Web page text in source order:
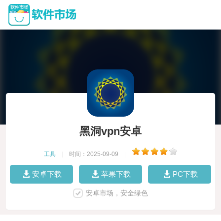
黑洞vpn安卓
工具 时间：2025-09-09
安卓下载 苹果下载 PC下载
安卓市场，安全绿色